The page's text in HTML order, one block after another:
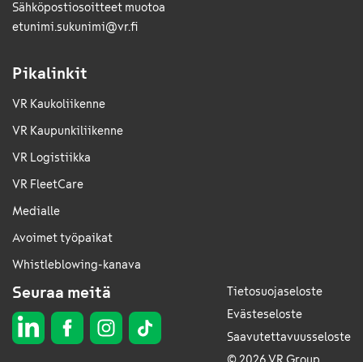
Sähkö­posti­osoitteet muotoa
etunimi.sukunimi@vr.fi
Pikalinkit
VR Kaukoliikenne
VR Kaupunkiliikenne
VR Logistiikka
VR FleetCare
Medialle
Avoimet työpaikat
Whistleblowing-kanava
Seuraa meitä
Tietosuojaseloste
Evästeseloste
Saavutettavuusseloste